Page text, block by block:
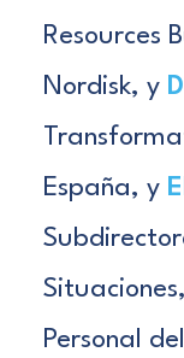
Resources
Nordisk, y
España, y
Personal